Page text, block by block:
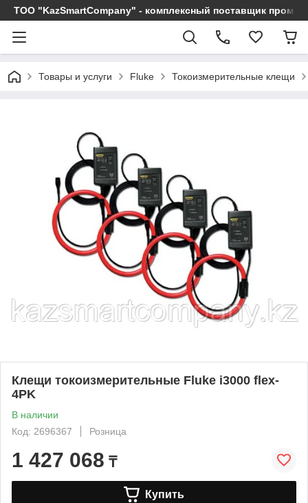
ТОО "KazSmartCompany" - комплексный поставщик
Товары и услуги Fluke Токоизмерительные клещи
Клещи токоизмерительные Fluke i3000 flex-
4PK
В наличии
Код: 2696367
Розница
1 427 068 ₸
Купить